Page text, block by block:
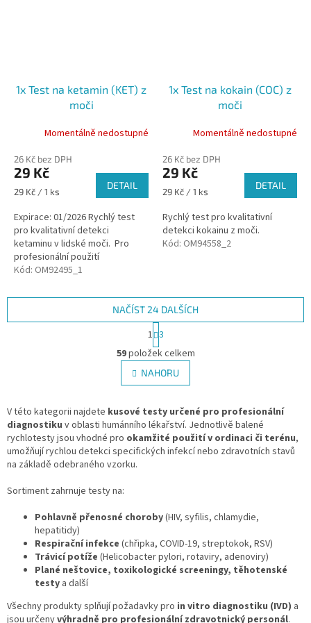
1x Test na ketamin (KET) z
moči
Momentálně nedostupné
26 Kč bez DPH
29 Kč
Měrná
29 Kč / 1 ks
DETAIL
Expirace: 01/2026 Rychlý test
pro kvalitativní detekci
ketaminu v lidské moči. Pro
profesionální použití
Kód: OM92495_1
1x Test na kokain (COC) z
moči
Momentálně nedostupné
26 Kč bez DPH
29 Kč
Měrná
29 Kč / 1 ks
DETAIL
Rychlý test pro kvalitativní
detekci kokainu z moči.
Kód: OM94558_2
O
v
l
á
a
c
í
p
v
p
i
s
NAČÍST 24 DALŠÍCH
t
r
á
n
k
v
á
n
í
1 3
59položek celkem
NAHORU
V této kategorii najdete kusové testy určené pro profesionální
diagnostiku v oblasti humánního lékařství. Jednotlivě balené
rychlotesty jsou vhodné pro okamžité použití v ordinaci či terénu,
umožňují rychlou detekci specifických infekcí nebo zdravotních stavů
na základě odebraného vzorku.
Sortiment zahrnuje testy na:
Pohlavně přenosné choroby(HIV, syfilis, chlamydie,
hepatitidy)
Respirační infekce (chřipka, COVID-19, streptokok, RSV)
Trávicí potíže (Helicobacter pylori, rotaviry, adenoviry)
Plané neštovice, toxikologické screeningy, těhotenské
testy a další
Všechny produkty splňují požadavky pro in vitro diagnostiku (IVD) a
jsou určenyvýhradně pro profesionální zdravotnický personál.